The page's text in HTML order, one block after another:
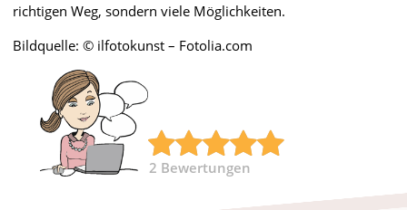
richtigen Weg, sondern viele Möglichkeiten.
Bildquelle: © ilfotokunst – Fotolia.com
2 Bewertungen